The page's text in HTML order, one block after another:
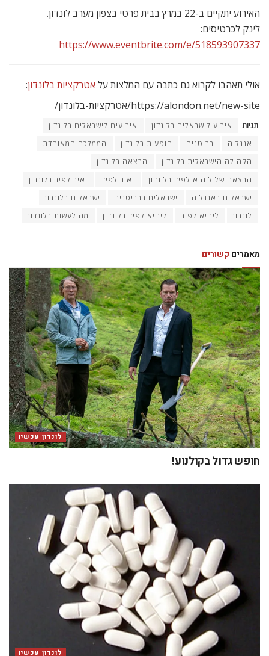
האירוע יתקיים ב-22 במרץ בבית פרטי בצפון מערב לונדון.
לינק לכרטיסים:
https://www.eventbrite.com/e/518593907337
אולי תאהבו לקרוא גם כתבה עם המלצות על אטרקציות בלונדון:
https://alondon.net/new-site/אטרקציות-בלונדון/
תגיות אירוע לישראלים בלונדון
אירועים לישראלים בלונדון
אנגליה
בריטניה הופעות בלונדון
הממלכה המאוחדת
הקהילה הישראלית בלונדון
הרצאה בלונדון
הרצאה של ליהיא לפיד בלונדון
יאיר לפיד
יאיר לפיד בלונדון
ישראלים באנגליה
ישראלים בבריטניה
ישראלים בלונדון
לונדון
ליהיא לפיד ליהיא לפיד בלונדון מה לעשות בלונדון
מאמרים קשורים
לונדון עכשיו
חופש גדול בקולנוע!
לונדון עכשיו